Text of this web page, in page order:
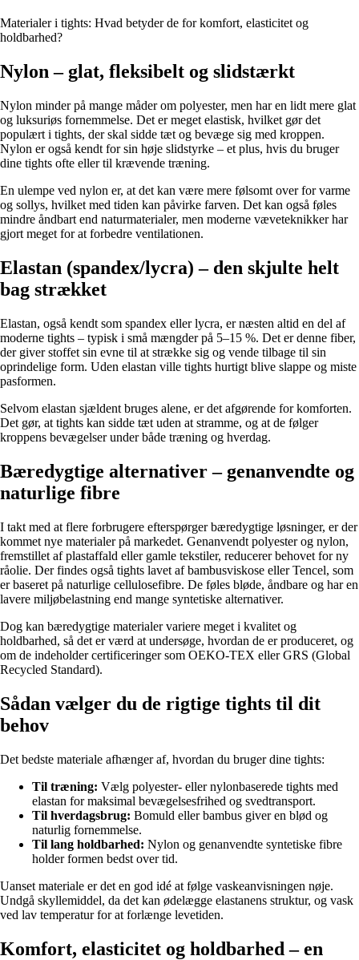
Materialer i tights: Hvad betyder de for komfort, elasticitet og
holdbarhed?
Nylon – glat, fleksibelt og slidstærkt
Nylon minder på mange måder om polyester, men har en lidt mere glat
og luksuriøs fornemmelse. Det er meget elastisk, hvilket gør det
populært i tights, der skal sidde tæt og bevæge sig med kroppen.
Nylon er også kendt for sin høje slidstyrke – et plus, hvis du bruger
dine tights ofte eller til krævende træning.
En ulempe ved nylon er, at det kan være mere følsomt over for varme
og sollys, hvilket med tiden kan påvirke farven. Det kan også føles
mindre åndbart end naturmaterialer, men moderne væveteknikker har
gjort meget for at forbedre ventilationen.
Elastan (spandex/lycra) – den skjulte helt
bag strækket
Elastan, også kendt som spandex eller lycra, er næsten altid en del af
moderne tights – typisk i små mængder på 5–15 %. Det er denne fiber,
der giver stoffet sin evne til at strække sig og vende tilbage til sin
oprindelige form. Uden elastan ville tights hurtigt blive slappe og miste
pasformen.
Selvom elastan sjældent bruges alene, er det afgørende for komforten.
Det gør, at tights kan sidde tæt uden at stramme, og at de følger
kroppens bevægelser under både træning og hverdag.
Bæredygtige alternativer – genanvendte og
naturlige fibre
I takt med at flere forbrugere efterspørger bæredygtige løsninger, er der
kommet nye materialer på markedet. Genanvendt polyester og nylon,
fremstillet af plastaffald eller gamle tekstiler, reducerer behovet for ny
råolie. Der findes også tights lavet af bambusviskose eller Tencel, som
er baseret på naturlige cellulosefibre. De føles bløde, åndbare og har en
lavere miljøbelastning end mange syntetiske alternativer.
Dog kan bæredygtige materialer variere meget i kvalitet og
holdbarhed, så det er værd at undersøge, hvordan de er produceret, og
om de indeholder certificeringer som OEKO-TEX eller GRS (Global
Recycled Standard).
Sådan vælger du de rigtige tights til dit
behov
Det bedste materiale afhænger af, hvordan du bruger dine tights:
Til træning: Vælg polyester- eller nylonbaserede tights med
elastan for maksimal bevægelsesfrihed og svedtransport.
Til hverdagsbrug: Bomuld eller bambus giver en blød og
naturlig fornemmelse.
Til lang holdbarhed: Nylon og genanvendte syntetiske fibre
holder formen bedst over tid.
Uanset materiale er det en god idé at følge vaskeanvisningen nøje.
Undgå skyllemiddel, da det kan ødelægge elastanens struktur, og vask
ved lav temperatur for at forlænge levetiden.
Komfort, elasticitet og holdbarhed – en